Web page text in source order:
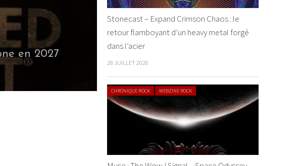
en 2027
Stonecast – Expand Crimson Chaos : le
retour flamboyant d’un heavy metal forgé
dans l’acier
28 JUILLET 2026
CHRONIQUE ROCK WEBZINE ROCK